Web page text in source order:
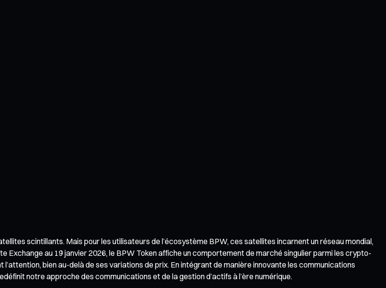
scintillants. Mais pour les utilisateurs de l’écosystème BPW, ces satellites incarnent un réseau mondial,
au 19 janvier 2026, le BPW Token affiche un comportement de marché singulier parmi les crypto-
bien au-delà de ses variations de prix. En intégrant de manière innovante les communications
notre approche des communications et de la gestion d’actifs à l’ère numérique.